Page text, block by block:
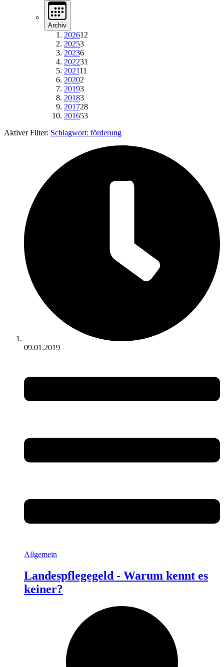
Archiv
202612
20253
20236
202231
202111
20202
20193
20183
201728
201653
Aktiver Filter: Schlagwort: förderung
09.01.2019
Allgemein
Landespflegegeld - Warum kennt es
keiner?